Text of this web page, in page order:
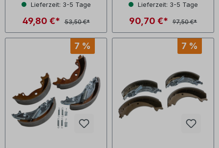
Lieferzeit: 3-5 Tage
49,80 €* 53,50 €*
Lieferzeit: 3-5 Tage
90,70 €* 97,50 €*
7 % 7 %